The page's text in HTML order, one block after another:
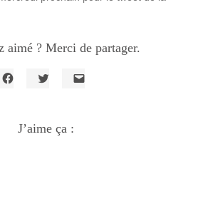
aimé ? Merci de partager.
Facebook(ouvre
dans
Twitter(ouvre
dans
J’aime ça :